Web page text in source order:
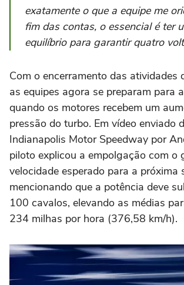
exatamente o que a equipe me
fim das contas, o essencial é ter
equilíbrio para garantir quatro
Com o encerramento das atividades
as equipes agora se preparam para
quando os motores recebem um
pressão do turbo. Em vídeo enviado
Indianapolis Motor Speedway por
piloto explicou a empolgação com o
velocidade esperado para a próxima
mencionando que a potência deve
100 cavalos, elevando as médias
234 milhas por hora (376,58 km/h).